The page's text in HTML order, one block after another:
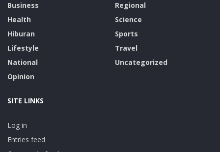
Business
Health
Hiburan
Lifestyle
National
Opinion
Regional
Science
Sports
Travel
Uncategorized
SITE LINKS
Log in
Entries feed